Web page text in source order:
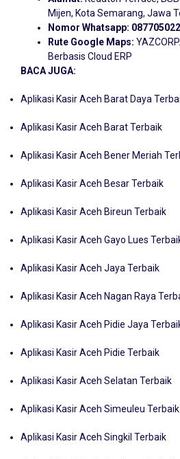
Mijen, Kota Semarang, Jawa
Nomor Whatsapp:
Rute Google Maps:
Berbasis Cloud ERP
BACA JUGA:
Aplikasi Kasir Aceh Barat Daya
Aplikasi Kasir Aceh Barat Terbaik
Aplikasi Kasir Aceh Bener Meriah
Aplikasi Kasir Aceh Besar Terbaik
Aplikasi Kasir Aceh Bireun Terbaik
Aplikasi Kasir Aceh Gayo Lues
Aplikasi Kasir Aceh Jaya Terbaik
Aplikasi Kasir Aceh Nagan Raya
Aplikasi Kasir Aceh Pidie Jaya
Aplikasi Kasir Aceh Pidie Terbaik
Aplikasi Kasir Aceh Selatan Terbaik
Aplikasi Kasir Aceh Simeuleu Terbaik
Aplikasi Kasir Aceh Singkil Terbaik